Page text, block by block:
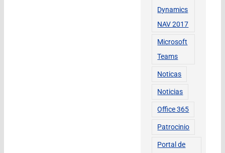
Dynamics
NAV 2017
Microsoft
Teams
Noticas
Noticias
Office 365
Patrocinio
Portal de